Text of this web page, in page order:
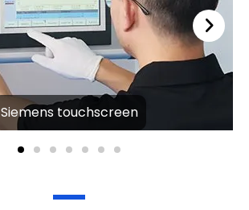
Siemens touchscreen